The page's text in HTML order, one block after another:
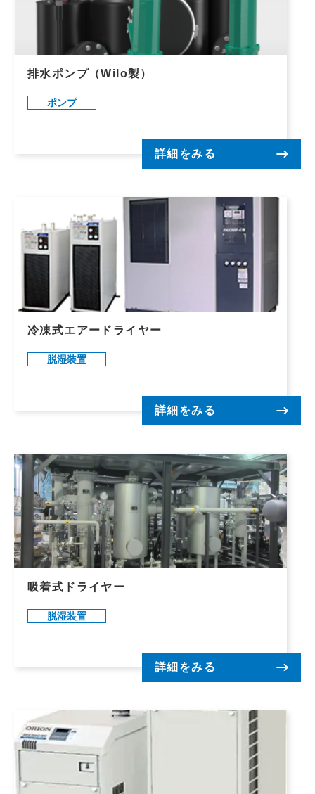
排水ポンプ（Wilo製）
ポンプ
詳細をみる
冷凍式エアードライヤー
脱湿装置
詳細をみる
吸着式ドライヤー
脱湿装置
詳細をみる